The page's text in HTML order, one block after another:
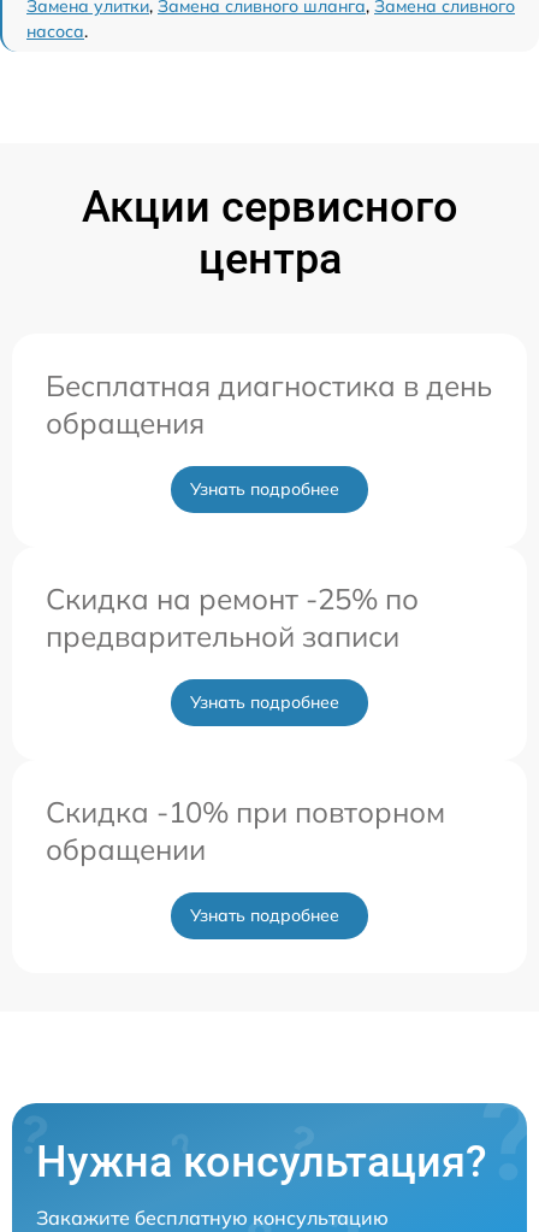
Замена улитки, Замена сливного шланга, Замена сливного
насоса.
Акции сервисного
центра
Бесплатная диагностика в день
обращения
Узнать подробнее
Скидка на ремонт -25% по
предварительной записи
Узнать подробнее
Скидка -10% при повторном
обращении
Узнать подробнее
Нужна консультация?
Закажите бесплатную консультацию